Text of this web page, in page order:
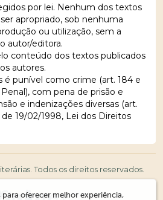
por lei. Nenhum dos textos
apropriado, sob nenhuma
ou utilização, sem a
autor/editora.
conteúdo dos textos publicados
autores.
é punível como crime (art. 184 e
com pena de prisão e
e indenizações diversas (art.
de 19/02/1998, Lei dos Direitos
Todos os direitos reservados.
oferecer melhor experiência,